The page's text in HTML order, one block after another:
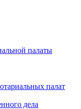
палаты
палат
дела